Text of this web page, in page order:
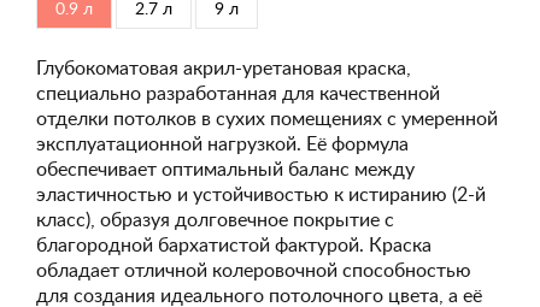
0.9 л 2.7 л 9 л
Глубокоматовая акрил-уретановая краска,
специально разработанная для качественной
отделки потолков в сухих помещениях с умеренной
эксплуатационной нагрузкой. Её формула
обеспечивает оптимальный баланс между
эластичностью и устойчивостью к истиранию (2-й
класс), образуя долговечное покрытие с
благородной бархатистой фактурой. Краска
обладает отличной колеровочной способностью
для создания идеального потолочного цвета, а её